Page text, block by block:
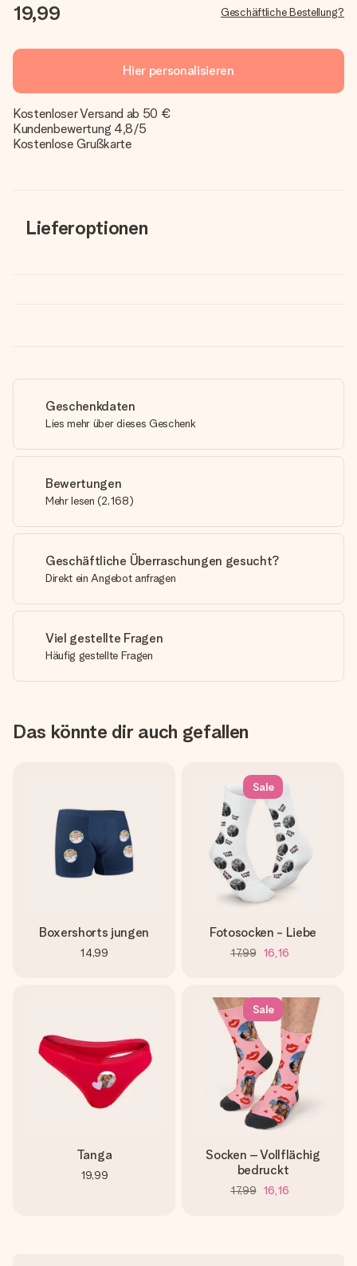
19,99 Geschäftliche Bestellung?
Hier personalisieren
Kostenloser Versand ab 50 €
Kundenbewertung 4,8/5
Kostenlose Grußkarte
Lieferoptionen
Geschenkdaten
Lies mehr über dieses Geschenk
Bewertungen
Mehr lesen (2,168)
Geschäftliche Überraschungen gesucht?
Direkt ein Angebot anfragen
Viel gestellte Fragen
Häufig gestellte Fragen
Das könnte dir auch gefallen
Boxershorts jungen
14,99
Sale
Fotosocken - Liebe
17,99 16,16
Tanga
19,99
Sale
Socken – Vollflächig
bedruckt
17,99 16,16